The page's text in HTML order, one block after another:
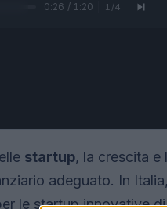
0:27 / 1:20 1 /4
startup, la crescita e
adeguato. In
le startup innovative